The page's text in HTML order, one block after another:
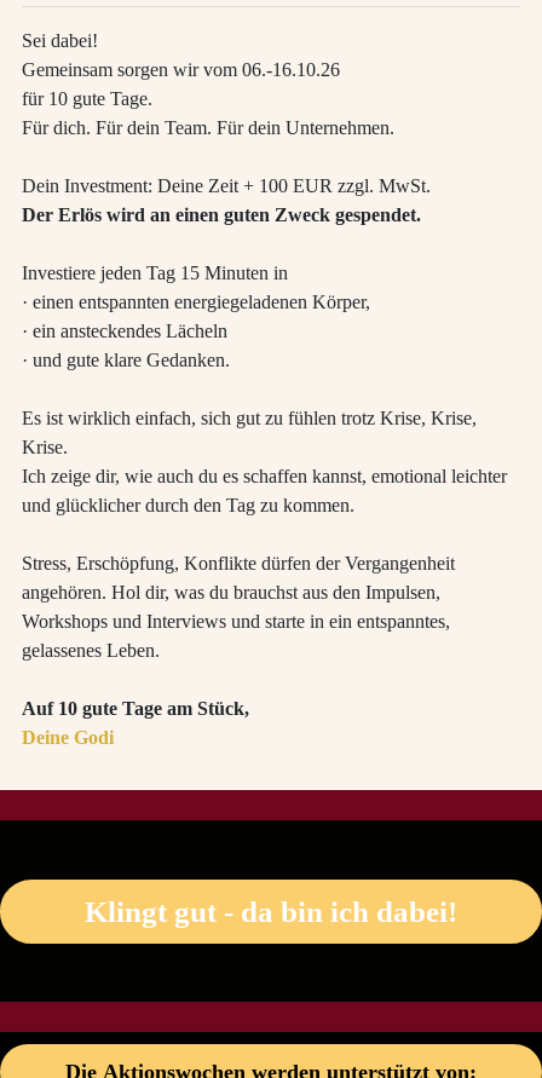
Sei dabei!
Gemeinsam sorgen wir vom 06.-16.10.26
für 10 gute Tage.
Für dich. Für dein Team. Für dein Unternehmen.
Dein Investment: Deine Zeit + 100 EUR zzgl. MwSt.
Der Erlös wird an einen guten Zweck gespendet.
Investiere jeden Tag 15 Minuten in
· einen entspannten energiegeladenen Körper,
· ein ansteckendes Lächeln
· und gute klare Gedanken.
Es ist wirklich einfach, sich gut zu fühlen trotz Krise, Krise,
Krise.
Ich zeige dir, wie auch du es schaffen kannst, emotional leichter
und glücklicher durch den Tag zu kommen.
Stress, Erschöpfung, Konflikte dürfen der Vergangenheit
angehören. Hol dir, was du brauchst aus den Impulsen,
Workshops und Interviews und starte in ein entspanntes,
gelassenes Leben.
Auf 10 gute Tage am Stück,
Deine Godi
Klingt gut - da bin ich dabei!
Die Aktionswochen werden unterstützt von: